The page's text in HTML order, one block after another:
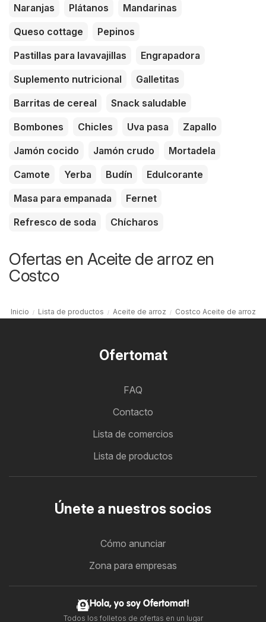
Naranjas
Plátanos
Mandarinas
Queso cottage
Pepinos
Pastillas para lavavajillas
Engrapadora
Suplemento nutricional
Galletitas
Barritas de cereal
Snack saludable
Bombones
Chicles Uva pasa
Zapallo
Jamón cocido
Jamón crudo
Mortadela
Camote
Yerba Budín
Edulcorante
Masa para empanada
Fernet
Refresco de soda
Chícharos
Ofertas en Aceite de arroz en
Costco
Inicio Lista de productos Aceite de arroz Costco Aceite de arroz
Ofertomat
FAQ
Contacto
Lista de comercios
Lista de productos
Únete a nuestros socios
Cómo anunciar
Zona para empresas
Hola, yo soy Ofertomat!
Todos los folletos de ofertas en un lugar